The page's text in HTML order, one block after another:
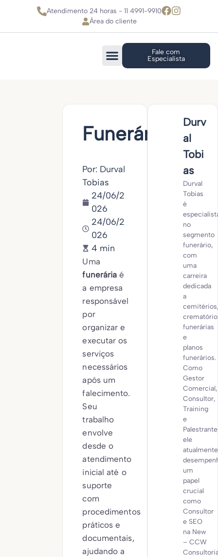
Atendimento 24 horas - 11 4991-9910
Área do cliente
Fale com
Especialista
Funerária
Por: Durval
Tobias
24/06/2
026
24/06/2
026
4 min
Uma
funerária é
a empresa
responsável
por
organizar e
executar os
serviços
necessários
após um
falecimento.
Seu
trabalho
envolve
desde o
atendimento
inicial até o
suporte
com
procedimentos
práticos e
documentais,
ajudando a
Durv
al
Tobi
as
Durval
Tobias
é
no
segmento
funerário,
com
uma
carreira
dedicada
a
funerárias
e
planos
funerários.
Como
Gestor
Comercial,
Consultor,
Training
e
ele
atualmente
um
papel
crucial
como
Consultor
e SEO
na New
– CCW